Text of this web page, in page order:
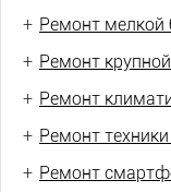
+ Ремонт мелкой
+ Ремонт
+ Ремонт
+ Ремонт
+ Ремонт